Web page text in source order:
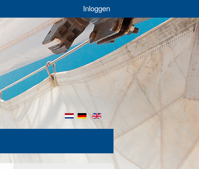
Inloggen
en
de
nl